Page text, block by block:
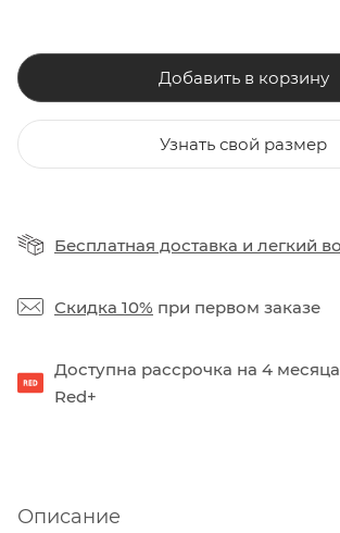
Добавить в корзину
Узнать свой размер
Бесплатная доставка и легкий
Скидка 10% при первом заказе
Доступна рассрочка на 4
Red+
Описание